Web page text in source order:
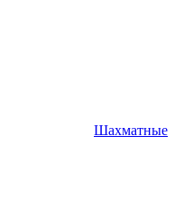
Шахматные